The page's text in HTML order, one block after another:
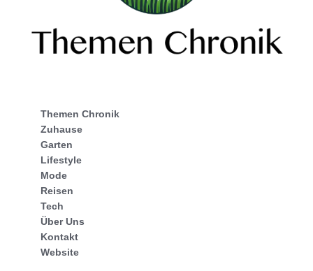
Themen Chronik
Zuhause
Garten
Lifestyle
Mode
Reisen
Tech
Über Uns
Kontakt
Website